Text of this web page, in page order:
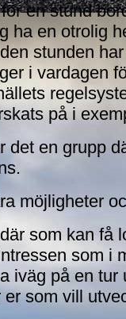
en stund
ha en otrolig
stunden
i vardagen
på i
det en grupp
möjligheter
som kan
som i
iväg på en
som vill